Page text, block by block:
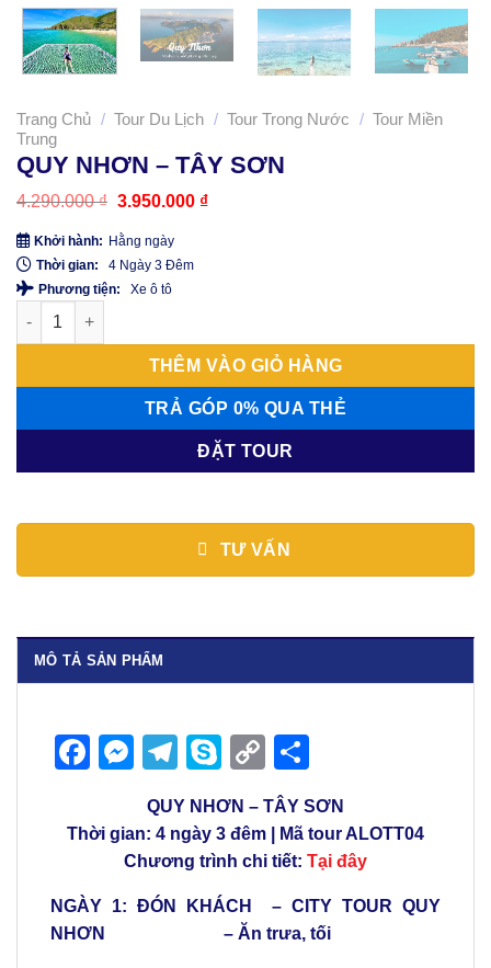
Trang Chủ / Tour Du Lịch / Tour Trong Nước / Tour Miền
Trung
QUY NHƠN – TÂY SƠN
4.290.000₫ Giá
là:
4.290.000 ₫.
3.950.000 ₫Giá
Khởi hành: Hằng ngày
Thời gian:
4 Ngày 3 Đêm
Phương tiện:
Xe ô tô
QUY NHƠN - TÂY SƠN số lượng
THÊM VÀO GIỎ HÀNG
TRẢ GÓP 0% QUA THẺ
ĐẶT TOUR
TƯ VẤN
MÔ TẢ SẢN PHẨM
Facebook
Messenger
Telegram
SkypeCopy
Link
QUY NHƠN – TÂY SƠN
Thời gian: 4 ngày 3 đêm | Mã tour ALOTT04
Chương trình chi tiết: Tại đây
NGÀY 1: ĐÓN KHÁCH – CITY TOUR QUY
NHƠN – Ăn trưa, tối